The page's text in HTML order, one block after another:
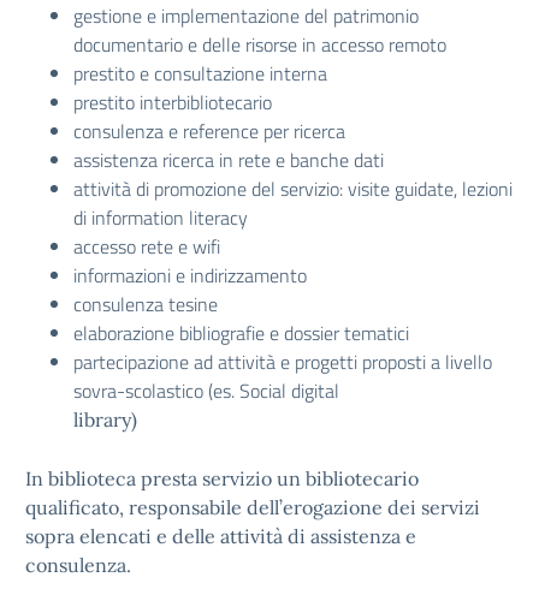
gestione e implementazione del patrimonio
documentario e delle risorse in accesso remoto
prestito e consultazione interna
prestito interbibliotecario
consulenza e reference per ricerca
assistenza ricerca in rete e banche dati
attività di promozione del servizio: visite guidate, lezioni
di information literacy
accesso rete e wifi
informazioni e indirizzamento
consulenza tesine
elaborazione bibliografie e dossier tematici
partecipazione ad attività e progetti proposti a livello
sovra-scolastico (es. Social digital
library)
In biblioteca presta servizio un bibliotecario
qualificato, responsabile dell’erogazione dei servizi
sopra elencati e delle attività di assistenza e
consulenza.